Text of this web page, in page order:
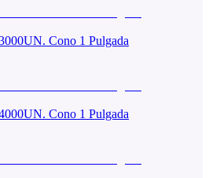
Cono 1 Pulgada
Cono 1 Pulgada